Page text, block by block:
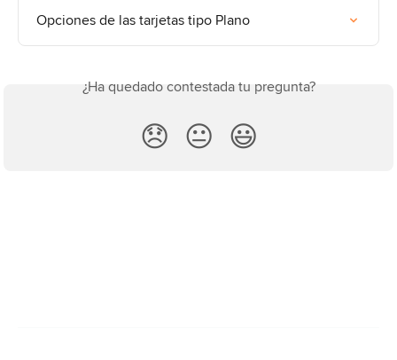
Opciones de las tarjetas tipo Plano
¿Ha quedado contestada tu pregunta?
😞 😐 😃